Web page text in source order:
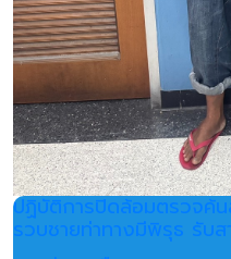
ปฏิบัติการปิดล้อมตรวจค้
รวบชายท่าทางมีพิรุธ รับ